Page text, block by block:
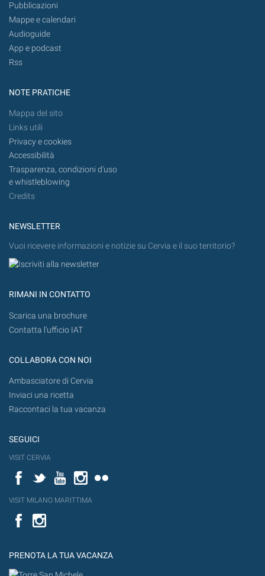
Pubblicazioni
Mappe e calendari
Audioguide
App e podcast
Rss
NOTE PRATICHE
Mappa del sito
Links utili
Privacy e cookies
Accessibilità
Trasparenza, condizioni d'uso
e whistleblowing
Credits
NEWSLETTER
Vuoi ricevere informazioni e notizie su Cervia e il suo territorio?
RIMANI IN CONTATTO
Scarica una brochure
Contatta l'ufficio IAT
COLLABORA CON NOI
Ambasciatore di Cervia
Inviaci una ricetta
Raccontaci la tua vacanza
SEGUICI
VISIT CERVIA
FacebookTwitterYouTubeInstagram
VISIT MILANO MARITTIMA
Facebook
PRENOTA LA TUA VACANZA